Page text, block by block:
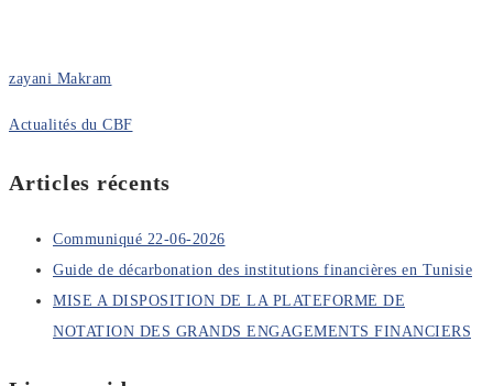
zayani Makram
Actualités du CBF
Articles récents
Communiqué 22-06-2026
Guide de décarbonation des institutions financières en Tunisie
MISE A DISPOSITION DE LA PLATEFORME DE
NOTATION DES GRANDS ENGAGEMENTS FINANCIERS